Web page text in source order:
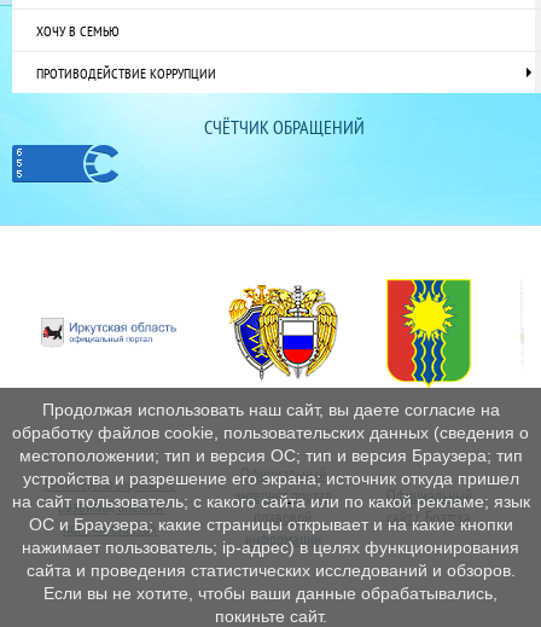
ХОЧУ В СЕМЬЮ
ПРОТИВОДЕЙСТВИЕ КОРРУПЦИИ
СЧЁТЧИК ОБРАЩЕНИЙ
Министерство социального
развития, опеки и
попечительства
Официальный
интернетпортал
правовой
информации
Официальный
сайт г. Братска
Продолжая использовать наш сайт, вы даете согласие на
обработку файлов cookie, пользовательских данных (сведения о
местоположении; тип и версия ОС; тип и версия Браузера; тип
устройства и разрешение его экрана; источник откуда пришел
на сайт пользователь; с какого сайта или по какой рекламе; язык
ОС и Браузера; какие страницы открывает и на какие кнопки
нажимает пользователь; ip-адрес) в целях функционирования
сайта и проведения статистических исследований и обзоров.
Если вы не хотите, чтобы ваши данные обрабатывались,
покиньте сайт.